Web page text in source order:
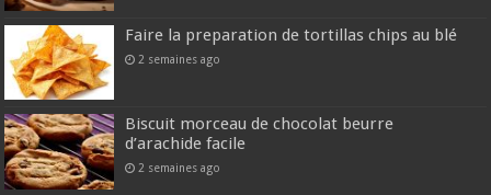
Faire la preparation de tortillas chips au blé
2 semaines ago
Biscuit morceau de chocolat beurre
d’arachide facile
2 semaines ago